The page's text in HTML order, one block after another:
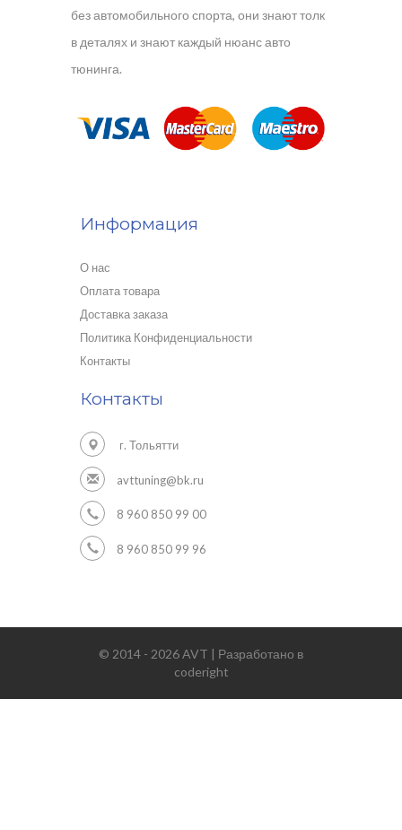
без автомобильного спорта, они знают толк
в деталях и знают каждый нюанс авто
тюнинга.
Информация
О нас
Оплата товара
Доставка заказа
Политика Конфиденциальности
Контакты
Контакты
г. Тольятти
avttuning@bk.ru
8 960 850 99 00
8 960 850 99 96
© 2014 - 2026 AVT | Разработано в
coderight